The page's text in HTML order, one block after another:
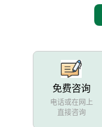
免费咨询
电话或在网上
直接咨询